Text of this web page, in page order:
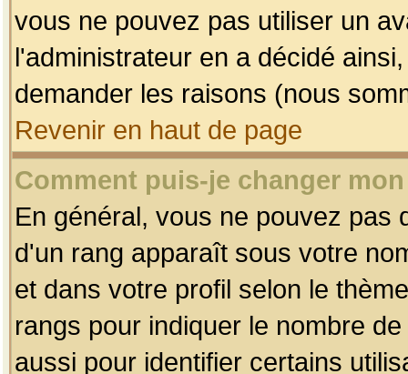
vous ne pouvez pas utiliser un
l'administrateur en a décidé
demander les raisons (nous
Revenir en haut de page
Comment puis-je changer
En général, vous ne pouvez pas
d'un rang apparaît sous votre
et dans votre profil selon le
rangs pour indiquer le nombre
aussi pour identifier certains